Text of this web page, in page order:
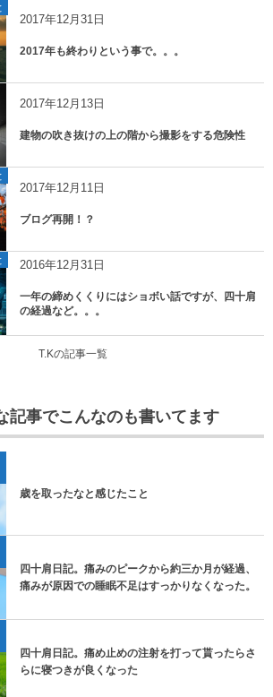
2017年12月31日
2017年も終わりという事で。。。
2017年12月13日
建物の吹き抜けの上の階から撮影をする危険性
2017年12月11日
ブログ再開！？
2016年12月31日
一年の締めくくりにはショボい話ですが、四十肩
の経過など。。。
T.Kの記事一覧
記事でこんなのも書いてます
歳を取ったなと感じたこと
四十肩日記。痛みのピークから約三か月が経過、
痛みが原因での睡眠不足はすっかりなくなった。
四十肩日記。痛め止めの注射を打って貰ったらさ
らに寝つきが良くなった